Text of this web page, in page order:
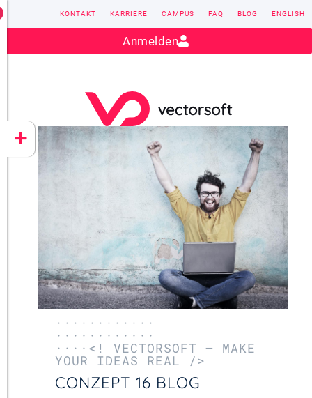
CONZEPT 16
YEET
Kontakt:sales@vectorsoft.de
KONTAKT KARRIERE CAMPUS FAQ BLOG ENGLISH
Anmelden
············
············
····<! VECTORSOFT – MAKE
YOUR IDEAS REAL />
CONZEPT 16 BLOG